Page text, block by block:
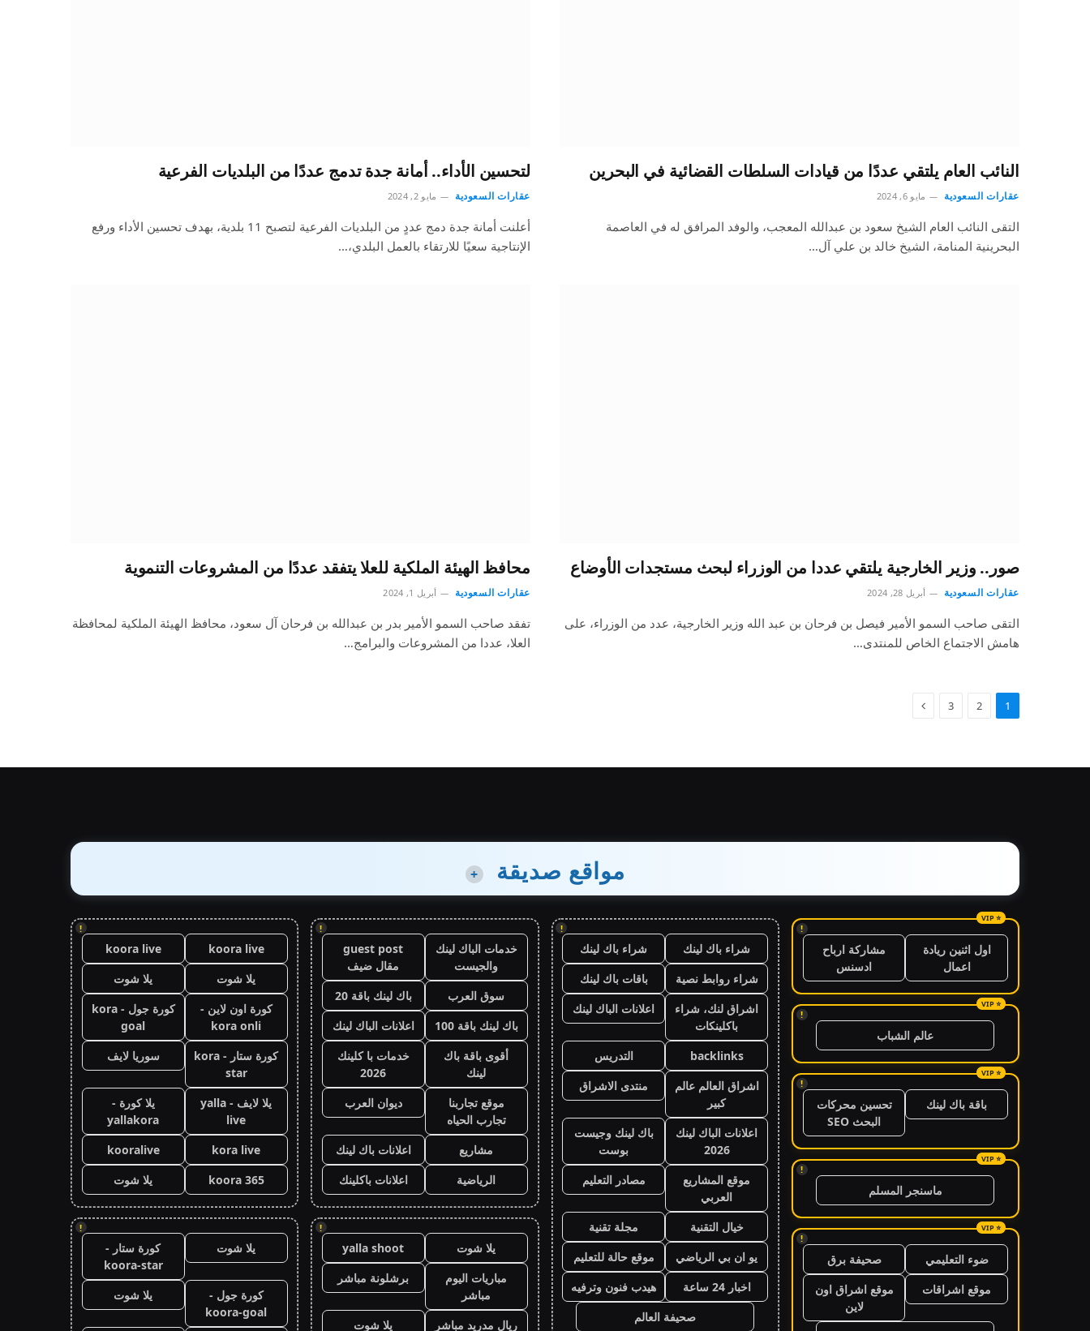
النائب العام يلتقي عددًا من قيادات السلطات القضائية في البحرين
عقارات السعودية مايو 6, 2024
التقى النائب العام الشيخ سعود بن عبدالله المعجب، والوفد المرافق له في العاصمة
البحرينية المنامة، الشيخ خالد بن علي آل…
لتحسين الأداء.. أمانة جدة تدمج عددًا من البلديات الفرعية
عقارات السعودية مايو 2, 2024
أعلنت أمانة جدة دمج عددٍ من البلديات الفرعية لتصبح 11 بلدية، بهدف تحسين الأداء ورفع
الإنتاجية سعيًا للارتقاء بالعمل البلدي،…
صور.. وزير الخارجية يلتقي عددا من الوزراء لبحث مستجدات الأوضاع
عقارات السعودية أبريل 28, 2024
التقى صاحب السمو الأمير فيصل بن فرحان بن عبد الله وزير الخارجية، عدد من الوزراء، على
هامش الاجتماع الخاص للمنتدى…
محافظ الهيئة الملكية للعلا يتفقد عددًا من المشروعات التنموية
عقارات السعودية أبريل 1, 2024
تفقد صاحب السمو الأمير بدر بن عبدالله بن فرحان آل سعود، محافظ الهيئة الملكية لمحافظة
العلا، عددا من المشروعات والبرامج…
1
2
3
مواقع صديقة +
!
اول اثنين ريادة
اعمال
مشاركة ارباح
ادسنس
!
عالم الشباب
!
باقة باك لينك
تحسين محركات
البحث SEO
!
ماسنجر المسلم
!
ضوء التعليمي
صحيفة برق
موقع اشراقات
موقع اشراق اون
لاين
!
شراء باك لينك
شراء باك لينك
شراء روابط نصية
باقات باك لينك
اشراق لنك، شراء
باكلينكات
اعلانات الباك لينك
backlinks
التدريس
اشراق العالم عالم
كبير
منتدى الاشراق
اعلانات الباك لينك
2026
باك لينك وجيست
بوست
موقع المشاريع
العربي
مصادر التعليم
خيال التقنية
مجلة تقنية
يو ان بي الرياضي
موقع حالة للتعليم
اخبار 24 ساعة
هيدب فنون وترفيه
صحيفة العالم
!
خدمات الباك لينك
والجيست
guest post
مقال ضيف
سوق العرب
باك لينك باقة 20
باك لينك باقة 100
اعلانات الباك لينك
أقوى باقة باك
لينك
خدمات با كلينك
2026
موقع تجاربنا
تجارب الحياه
ديوان العرب
مشاريع
اعلانات باك لينك
الرياضية
اعلانات باكلينك
!
يلا شوت
yalla shoot
مباريات اليوم
مباشر
برشلونة مباشر
ريال مدريد مباشر يلا شوت
!
koora live
koora live
يلا شوت
يلا شوت
كورة اون لاين -
kora onli
كورة جول - kora
goal
كورة ستار - kora
star
سوريا لايف
يلا لايف - yalla
live
يلا كورة -
yallakora
kora live
kooralive
koora 365
يلا شوت
!
يلا شوت
كورة ستار -
koora-star
كورة جول -
koora-goal
يلا شوت